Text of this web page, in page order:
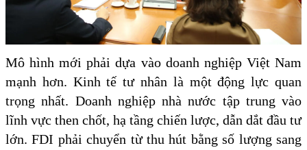
Mô hình mới phải dựa vào doanh nghiệp Việt Nam
mạnh hơn. Kinh tế tư nhân là một động lực quan
trọng nhất. Doanh nghiệp nhà nước tập trung vào
lĩnh vực then chốt, hạ tầng chiến lược, dẫn dắt đầu tư
lớn. FDI phải chuyển từ thu hút bằng số lượng sang